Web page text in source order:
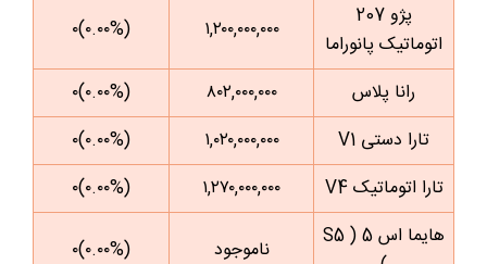
پژو 207
اتوماتیک پانوراما
۱,۲۰۰,۰۰۰,۰۰۰ (۰.۰۰%)۰
رانا پلاس ۸۰۲,۰۰۰,۰۰۰
(۰.۰۰%)۰
تارا دستی V1
۱,۰۲۰,۰۰۰,۰۰۰
(۰.۰۰%)۰
تارا اتوماتیک V4
۱,۲۷۰,۰۰۰,۰۰۰
(۰.۰۰%)۰
هایما اس 5 ( S5
ناموجود (۰.۰۰%)۰